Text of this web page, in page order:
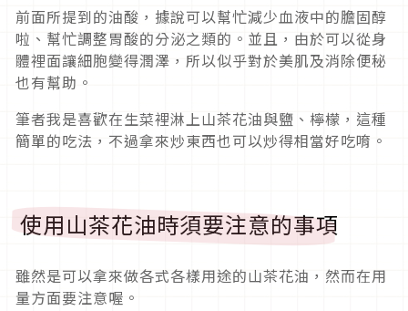
前面所提到的油酸，據說可以幫忙減少血液中的膽固醇
啦、幫忙調整胃酸的分泌之類的。並且，由於可以從身
體裡面讓細胞變得潤澤，所以似乎對於美肌及消除便秘
也有幫助。
筆者我是喜歡在生菜裡淋上山茶花油與鹽、檸檬，這種
簡單的吃法，不過拿來炒東西也可以炒得相當好吃唷。
使用山茶花油時須要注意的事項
雖然是可以拿來做各式各樣用途的山茶花油，然而在用
量方面要注意喔。